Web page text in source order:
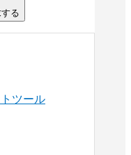
る
ツール